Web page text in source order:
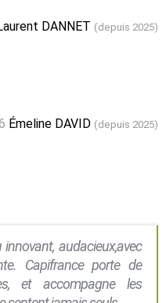
DANNET (depuis 2025)
Émeline DAVID (depuis 2025)
audacieux,avec
Capifrance porte de
et accompagne les